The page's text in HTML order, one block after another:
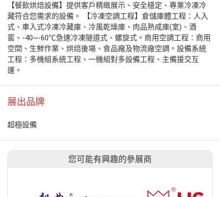
【餐飲烘焙設備】提供客戶精緻展示、安全穩定、專業冷凍冷
藏符合您需求的設備。 【冷凍空調工程】倉儲庫體工程：人入
式、車入式冷凍冷藏庫、冷風乾燥庫、肉品熟成庫(室)、酒
窖、-40~-60℃急速冷凍隧道式、螺旋式。商用空調工程：商用
空間、生鮮作業、烘焙後場、食品廠及物流廠空調。設備系統
工程：多機組系統工程、一機組對多設備工程、主備援交互
運。
展出品牌
超極設備
您可能有興趣的參展商